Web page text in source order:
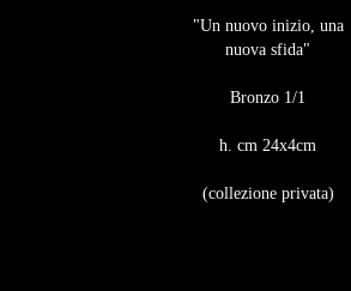
"Un nuovo inizio, una
nuova sfida"
Bronzo 1/1
h. cm 24x4cm
(collezione privata)